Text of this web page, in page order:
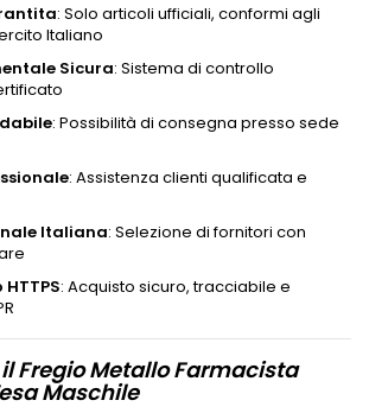
: Solo articoli ufficiali, conformi agli
Italiano
Sicura: Sistema di controllo
: Possibilità di consegna presso sede
: Assistenza clienti qualificata e
Italiana: Selezione di fornitori con
: Acquisto sicuro, tracciabile e
Fregio Metallo Farmacista
a Maschile